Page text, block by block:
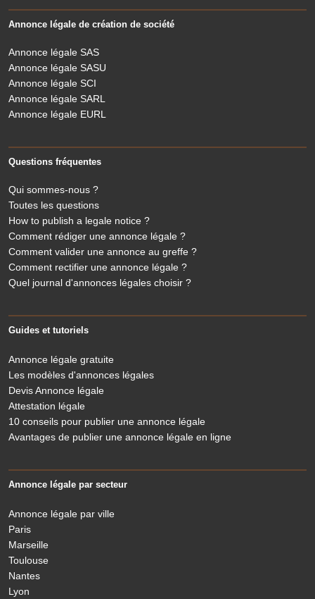
Annonce légale de création de société
Annonce légale SAS
Annonce légale SASU
Annonce légale SCI
Annonce légale SARL
Annonce légale EURL
Questions fréquentes
Qui sommes-nous ?
Toutes les questions
How to publish a legale notice ?
Comment rédiger une annonce légale ?
Comment valider une annonce au greffe ?
Comment rectifier une annonce légale ?
Quel journal d'annonces légales choisir ?
Guides et tutoriels
Annonce légale gratuite
Les modèles d'annonces légales
Devis Annonce légale
Attestation légale
10 conseils pour publier une annonce légale
Avantages de publier une annonce légale en ligne
Annonce légale par secteur
Annonce légale par ville
Paris
Marseille
Toulouse
Nantes
Lyon